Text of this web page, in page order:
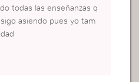
todas las enseñanzas q
asiendo pues yo tam